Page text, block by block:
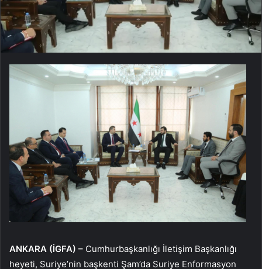
ANKARA (İGFA) – Cumhurbaşkanlığı İletişim Başkanlığı
heyeti, Suriye’nin başkenti Şam’da Suriye Enformasyon